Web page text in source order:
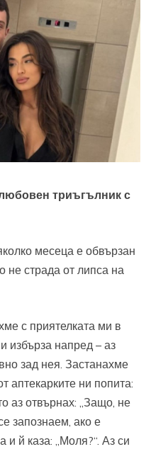
триъгълник с
месеца е обвързан
не страда от липса на
с приятелката ми в
избърза напред – аз
зад нея. Застанахме
аптекарките ни попита:
аз отвърнах: „Защо, не
запознаем, ако е
и й каза: „Моля?“. Аз си